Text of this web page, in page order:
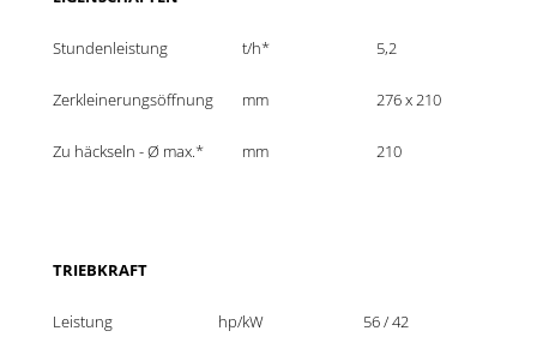
Stundenleistung t/h* 5,2
Zerkleinerungsöffnung mm 276 x 210
Zu häckseln - Ø max.* mm 210
TRIEBKRAFT
Leistung hp/kW 56 / 42